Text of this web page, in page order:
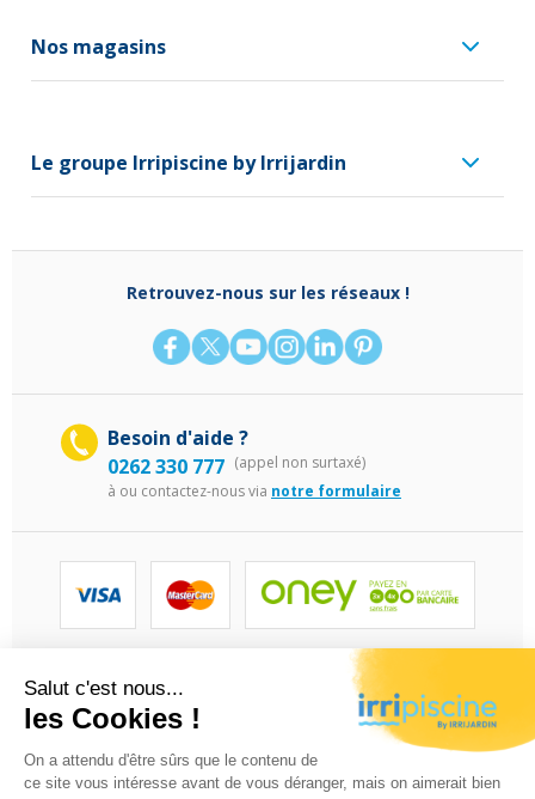
Nos magasins
Le groupe Irripiscine by Irrijardin
Retrouvez-nous sur les réseaux !
Besoin d'aide ?
0262 330 777 (appel non surtaxé)
à ou contactez-nous via notre formulaire
©Irripiscine 2025 Conditions générales de ventes